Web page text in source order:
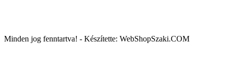
Minden jog fenntartva! - Készítette: WebShopSzaki.COM